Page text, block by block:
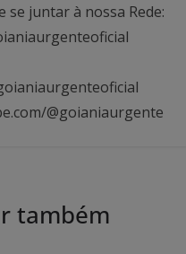
se juntar à nossa Rede:
@goianiaurgente
também